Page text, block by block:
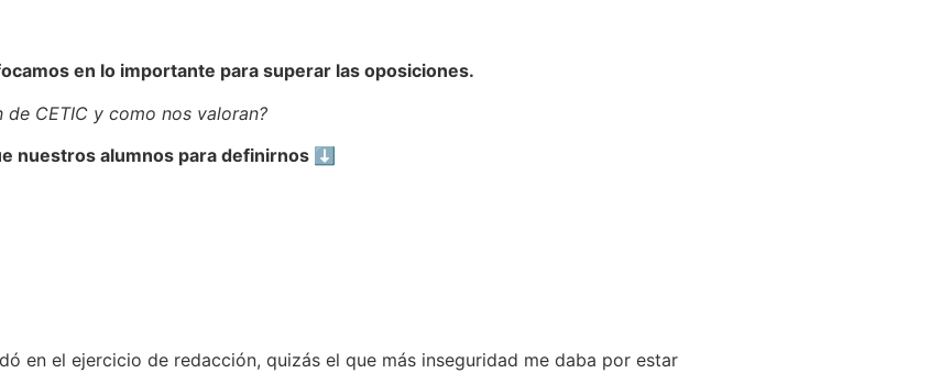
en lo importante para superar las oposiciones.
de CETIC y como nos valoran?
nuestros alumnos para definirnos ⬇️
en el ejercicio de redacción, quizás el que más inseguridad me daba por estar